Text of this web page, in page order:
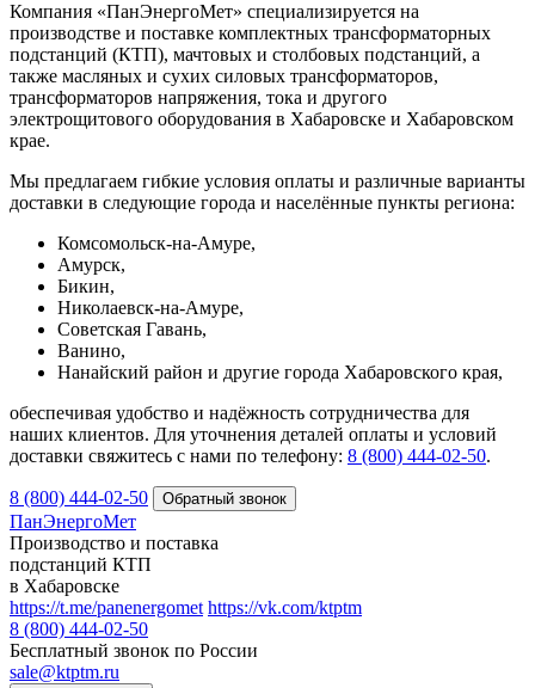
Компания «ПанЭнергоМет» специализируется на
производстве и поставке комплектных трансформаторных
подстанций (КТП), мачтовых и столбовых подстанций, а
также масляных и сухих силовых трансформаторов,
трансформаторов напряжения, тока и другого
электрощитового оборудования в Хабаровске и Хабаровском
крае.
Мы предлагаем гибкие условия оплаты и различные варианты
доставки в следующие города и населённые пункты региона:
Комсомольск-на-Амуре,
Амурск,
Бикин,
Николаевск-на-Амуре,
Советская Гавань,
Ванино,
Нанайский район и другие города Хабаровского края,
обеспечивая удобство и надёжность сотрудничества для
наших клиентов. Для уточнения деталей оплаты и условий
доставки свяжитесь с нами по телефону: 8 (800) 444‑02‑50.
8 (800) 444-02-50
ПанЭнергоМет
Производство и поставка
подстанций КТП
в Хабаровске
https://t.me/panenergomet https://vk.com/ktptm
8 (800) 444-02-50
Бесплатный звонок по России
sale@ktptm.ru